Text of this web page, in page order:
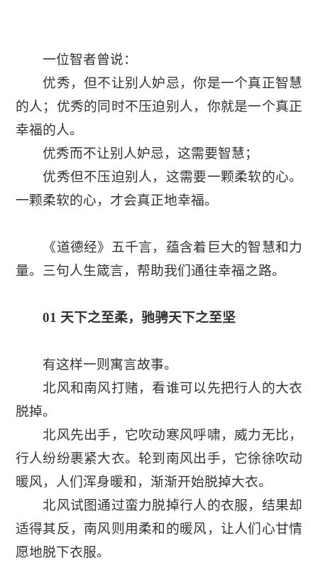
一位智者曾说：
优秀，但不让别人妒忌，你是一个真正智慧
的人；优秀的同时不压迫别人，你就是一个真正
幸福的人。
优秀而不让别人妒忌，这需要智慧；
优秀但不压迫别人，这需要一颗柔软的心。
一颗柔软的心，才会真正地幸福。
《道德经》五千言，蕴含着巨大的智慧和力
量。三句人生箴言，帮助我们通往幸福之路。
01 天下之至柔，驰骋天下之至坚
有这样一则寓言故事。
北风和南风打赌，看谁可以先把行人的大衣
脱掉。
北风先出手，它吹动寒风呼啸，威力无比，
行人纷纷裹紧大衣。轮到南风出手，它徐徐吹动
暖风，人们浑身暖和，渐渐开始脱掉大衣。
北风试图通过蛮力脱掉行人的衣服，结果却
适得其反，南风则用柔和的暖风，让人们心甘情
愿地脱下衣服。